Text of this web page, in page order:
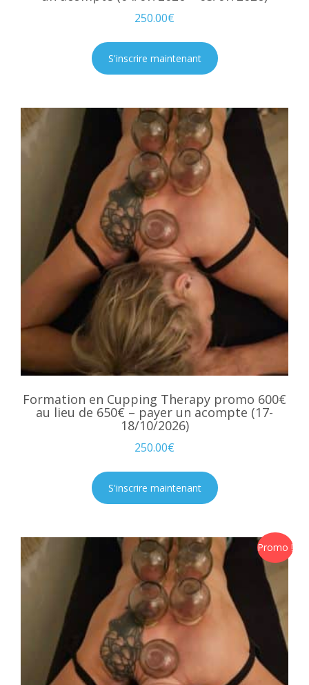
250.00€
S'inscrire maintenant
Formation en Cupping Therapy promo 600€
au lieu de 650€ – payer un acompte (17-
18/10/2026)
250.00€
S'inscrire maintenant
Promo !